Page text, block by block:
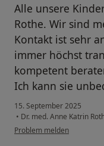
Alle unsere
Rothe. Wir sind
Kontakt ist sehr
immer höchst
kompetent
Ich kann sie
15. September 2025
• Dr. med. Anne Katrin
Problem melden